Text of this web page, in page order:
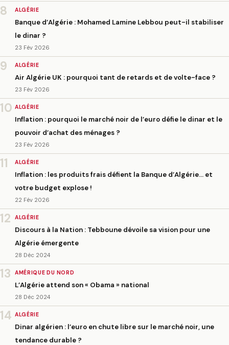
8 ALGÉRIE
Banque d’Algérie : Mohamed Lamine Lebbou peut-il stabiliser
le dinar ?
23 Fév 2026
9 ALGÉRIE
Air Algérie UK : pourquoi tant de retards et de volte-face ?
23 Fév 2026
10 ALGÉRIE
Inflation : pourquoi le marché noir de l’euro défie le dinar et le
pouvoir d’achat des ménages ?
23 Fév 2026
11 ALGÉRIE
Inflation : les produits frais défient la Banque d’Algérie… et
votre budget explose !
22 Fév 2026
12 ALGÉRIE
Discours à la Nation : Tebboune dévoile sa vision pour une
Algérie émergente
28 Déc 2024
13 AMÉRIQUE DU NORD
L’Algérie attend son « Obama » national
28 Déc 2024
14 ALGÉRIE
Dinar algérien : l’euro en chute libre sur le marché noir, une
tendance durable ?